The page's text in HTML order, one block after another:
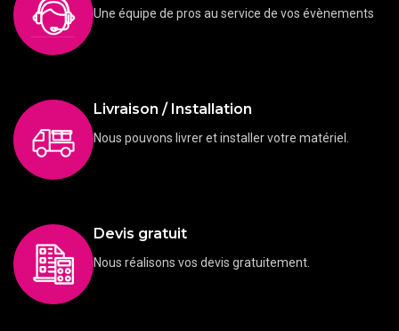
Une équipe de pros au service de vos évènements
Livraison / Installation
Nous pouvons livrer et installer votre matériel.
Devis gratuit
Nous réalisons vos devis gratuitement.